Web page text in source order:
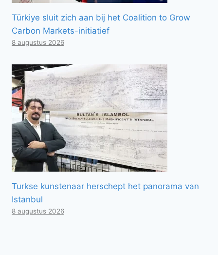
Türkiye sluit zich aan bij het Coalition to Grow
Carbon Markets-initiatief
8 augustus 2026
Turkse kunstenaar herschept het panorama van
Istanbul
8 augustus 2026